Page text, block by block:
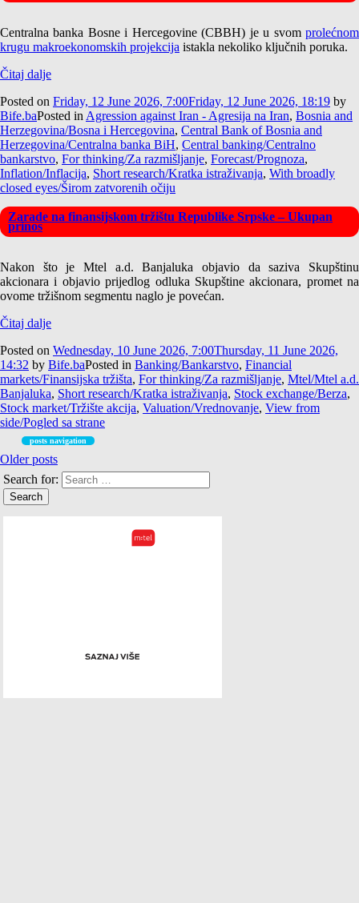
Centralna banka Bosne i Hercegovine (CBBH) je u svom prolećnom
krugu makroekonomskih projekcija istakla nekoliko ključnih poruka.
Čitaj dalje
Posted on Friday, 12 June 2026, 7:00Friday, 12 June 2026, 18:19 by
Bife.baPosted inAgression against Iran - Agresija na Iran, Bosnia and
Herzegovina/Bosna i Hercegovina, Central Bank of Bosnia and
Herzegovina/Centralna banka BiH, Central banking/Centralno
bankarstvo, For thinking/Za razmišljanje, Forecast/Prognoza,
Inflation/Inflacija, Short research/Kratka istraživanja, With broadly
closed eyes/Širom zatvorenih očiju
Zarade na finansijskom tržištu Republike Srpske – Ukupan
prinos
Nakon što je Mtel a.d. Banjaluka objavio da saziva Skupštinu
akcionara i objavio prijedlog odluka Skupštine akcionara, promet na
ovome tržišnom segmentu naglo je povećan.
Čitaj dalje
Posted on Wednesday, 10 June 2026, 7:00Thursday, 11 June 2026,
14:32 by Bife.baPosted in Banking/Bankarstvo, Financial
markets/Finansijska tržišta, For thinking/Za razmišljanje, Mtel/Mtel a.d.
Banjaluka, Short research/Kratka istraživanja, Stock exchange/Berza,
Stock market/Tržište akcija, Valuation/Vrednovanje, View from
side/Pogled sa strane
posts navigation
Older posts
Search for: